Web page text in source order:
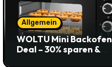
Allgemein
WOLTU Mini Backofen
Deal – 30% sparen &